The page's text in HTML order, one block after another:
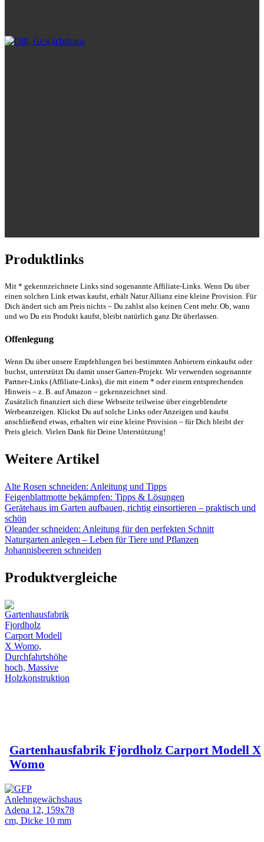
Produktlinks
Mit * gekennzeichnete Links sind sogenannte Affiliate-Links. Wenn Du über
einen solchen Link etwas kaufst, erhält Natur Allianz eine kleine Provision. Für
Dich ändert sich am Preis nichts – Du zahlst also keinen Cent mehr. Ob, wann
und wo Du ein Produkt kaufst, bleibt natürlich ganz Dir überlassen.
Offenlegung
Wenn Du über unsere Empfehlungen bei bestimmten Anbietern einkaufst oder
buchst, unterstützt Du damit unser Garten-Projekt. Wir verwenden sogenannte
Partner-Links (Affiliate-Links), die mit einem * oder einem entsprechenden
Hinweis – z. B. auf Amazon – gekennzeichnet sind.
Zusätzlich finanziert sich diese Webseite teilweise über eingeblendete
Werbeanzeigen. Klickst Du auf solche Links oder Anzeigen und kaufst
anschließend etwas, erhalten wir eine kleine Provision – für Dich bleibt der
Preis gleich. Vielen Dank für Deine Unterstützung!
Weitere Artikel
Alte Rosen schneiden: Anleitung und Tipps
Feigenblattmotte bekämpfen: Tipps & Lösungen
Gerätehaus im Garten aufbauen, richtig einsortieren – praktisch und
schön
Oleander schneiden: Anleitung für den perfekten Schnitt
Naturgarten anlegen – Leben für Tiere und Pflanzen
Johannisbeeren schneiden
Produktvergleiche
Gartenhausfabrik Fjordholz Carport Modell X
Womo